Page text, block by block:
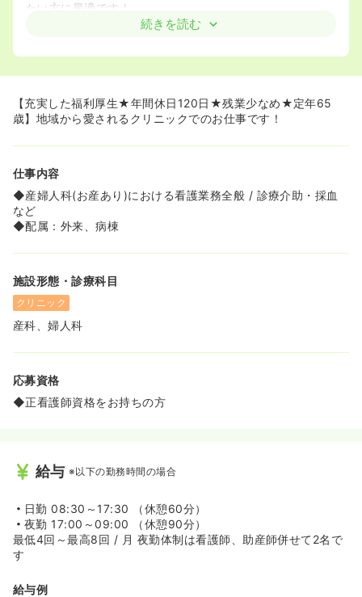
たい方に最適です！
◆定年が65歳と長く設定されており、培った経験を活かし
におすすめです。
◆年末年始と夏季休暇もしっかり取得できるので、リフレ
◆高給与水準を実現しており、これまでのご経験やスキル
がしっかりと評価されます！
◆充実した手当があり、給与に反映されるので安心です！
◆残業が少なめに抑えられており、予定が立てやすく、私
◆仕事と家庭、趣味など、どちらも大切にできる環境が整
っています！
続きを読む
【充実した福利厚生★年間休日120日★残業少なめ★定年65
歳】地域から愛されるクリニックでのお仕事です！
仕事内容
◆産婦人科(お産あり)における看護業務全般 / 診療介助・採血
など
◆配属：外来、病棟
施設形態・診療科目
クリニック
産科、婦人科
応募資格
◆正看護師資格をお持ちの方
給与 ※以下の勤務時間の場合
日勤 08:30～17:30 （休憩60分）
夜勤 17:00～09:00 （休憩90分）
最低4回～最高8回 / 月 夜勤体制は看護師、助産師併せて2名で
す
給与例